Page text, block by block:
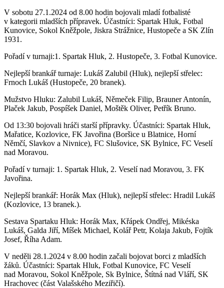
V sobotu 27.1.2024 od 8.00 hodin bojovali mladí fotbalisté
v kategorii mladších přípravek. Účastníci: Spartak Hluk, Fotbal
Kunovice, Sokol Kněžpole, Jiskra Strážnice, Hustopeče a SK Zlín
1931.
Pořadí v turnaji:1. Spartak Hluk, 2. Hustopeče, 3. Fotbal Kunovice.
Nejlepší brankář turnaje: Lukáš Zalubil (Hluk), nejlepší střelec:
Frnoch Lukáš (Hustopeče, 20 branek).
Mužstvo Hluku: Zalubil Lukáš, Němeček Filip, Brauner Antonín,
Plaček Jakub, Pospíšek Daniel, Moštěk Oliver, Petřík Bruno.
Od 13:30 bojovali hráči starší přípravky. Účastníci: Spartak Hluk,
Mařatice, Kozlovice, FK Javořina (Boršice u Blatnice, Horní
Němčí, Slavkov a Nivnice), FC Slušovice, SK Bylnice, FC Veselí
nad Moravou.
Pořadí v turnaji: 1. Spartak Hluk, 2. Veselí nad Moravou, 3. FK
Javořina.
Nejlepší brankář: Horák Max (Hluk), nejlepší střelec: Hradil Lukáš
(Kozlovice, 13 branek.).
Sestava Spartaku Hluk: Horák Max, Křápek Ondřej, Mikéska
Lukáš, Galda Jiří, Míšek Michael, Kolář Petr, Kolaja Jakub, Fojtík
Josef, Říha Adam.
V neděli 28.1.2024 v 8.00 hodin začali bojovat borci z mladších
žáků. Účastníci: Spartak Hluk, Fotbal Kunovice, FC Veselí
nad Moravou, Sokol Kněžpole, Sk Bylnice, Štítná nad Vláří, SK
Hrachovec (část Valašského Meziřičí).